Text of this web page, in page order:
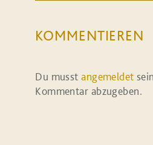
KOMMENTIEREN
Du musstangemeldet
Kommentar abzugeben.